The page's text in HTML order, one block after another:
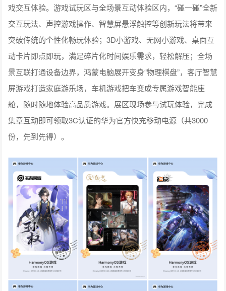
戏交互体验。游戏试玩区与全场景互动体验区内，“碰一碰”全新
交互玩法、声控游戏操作、智慧屏悬浮触控等创新玩法将带来
突破传统的个性化畅玩体验；3D小游戏、无网小游戏、桌面互
动卡片即点即玩，满足碎片化时间娱乐需求，轻松解压；全场
景互联打通设备边界，鸿蒙电脑展开变身“物理棋盘”，客厅智慧
屏游戏打造家庭游乐场，车机游戏把车变成专属游戏智能座
舱，随时随地体验高品质游戏。展区现场参与试玩体验，完成
集章互动即可领取3C认证的华为官方快充移动电源（共3000
份，先到先得）。